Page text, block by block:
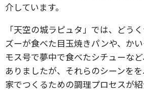
介しています。
「天空の城ラピュタ」では、どう
ズーが食べた目玉焼きパンや、か
モス号で夢中で食べたシチューな
ありましたが、それらのシーンをを
家でつくるための調理プロセスが紹